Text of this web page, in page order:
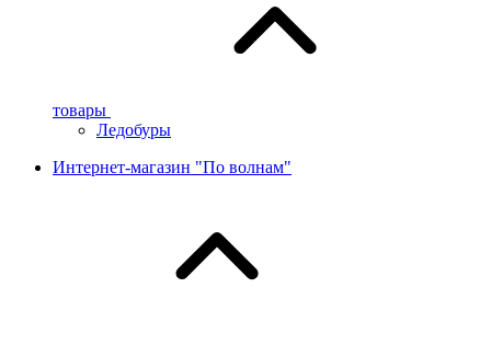
товары
Ледобуры
Интернет-магазин "По волнам"